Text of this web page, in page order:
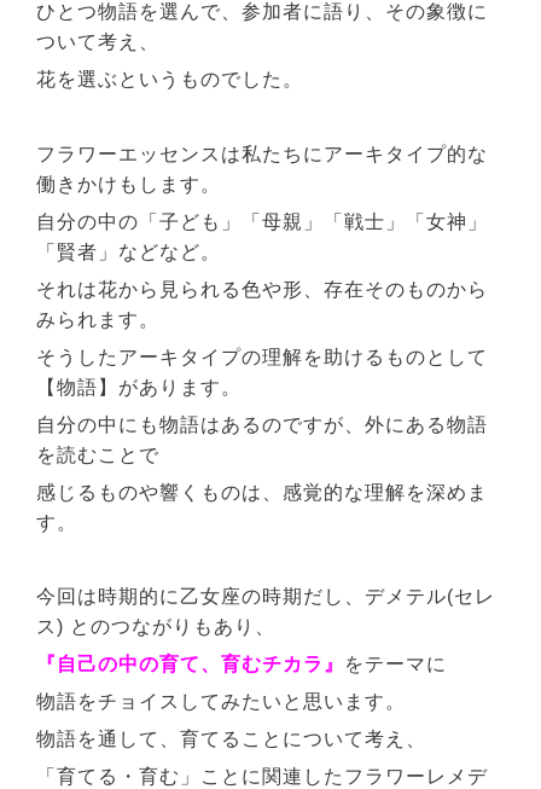
ひとつ物語を選んで、参加者に語り、その象徴に
ついて考え、
花を選ぶというものでした。
フラワーエッセンスは私たちにアーキタイプ的な
働きかけもします。
自分の中の「子ども」「母親」「戦士」「女神」
「賢者」などなど。
それは花から見られる色や形、存在そのものから
みられます。
そうしたアーキタイプの理解を助けるものとして
【物語】があります。
自分の中にも物語はあるのですが、外にある物語
を読むことで
感じるものや響くものは、感覚的な理解を深めま
す。
今回は時期的に乙女座の時期だし、デメテル(セレ
ス) とのつながりもあり、
『自己の中の育て、育むチカラ』
をテーマに
物語をチョイスしてみたいと思います。
物語を通して、育てることについて考え、
「育てる・育む」ことに関連したフラワーレメデ